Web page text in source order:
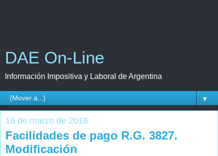
DAE On-Line
Información Impositiva y Laboral de Argentina
▼
16 de marzo de 2016
Facilidades de pago R.G. 3827.
Modificación